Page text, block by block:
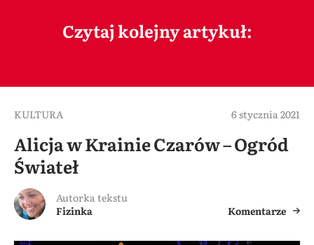
Czytaj kolejny artykuł:
KULTURA 6 stycznia 2021
Alicja w Krainie Czarów – Ogród
Świateł
Autorka tekstu
Fizinka
Komentarze